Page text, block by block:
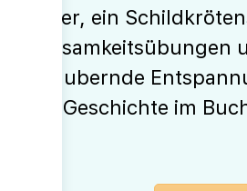
Kinder, ein
Achtsamkeitsübungen
bezaubernde
jede Geschichte im